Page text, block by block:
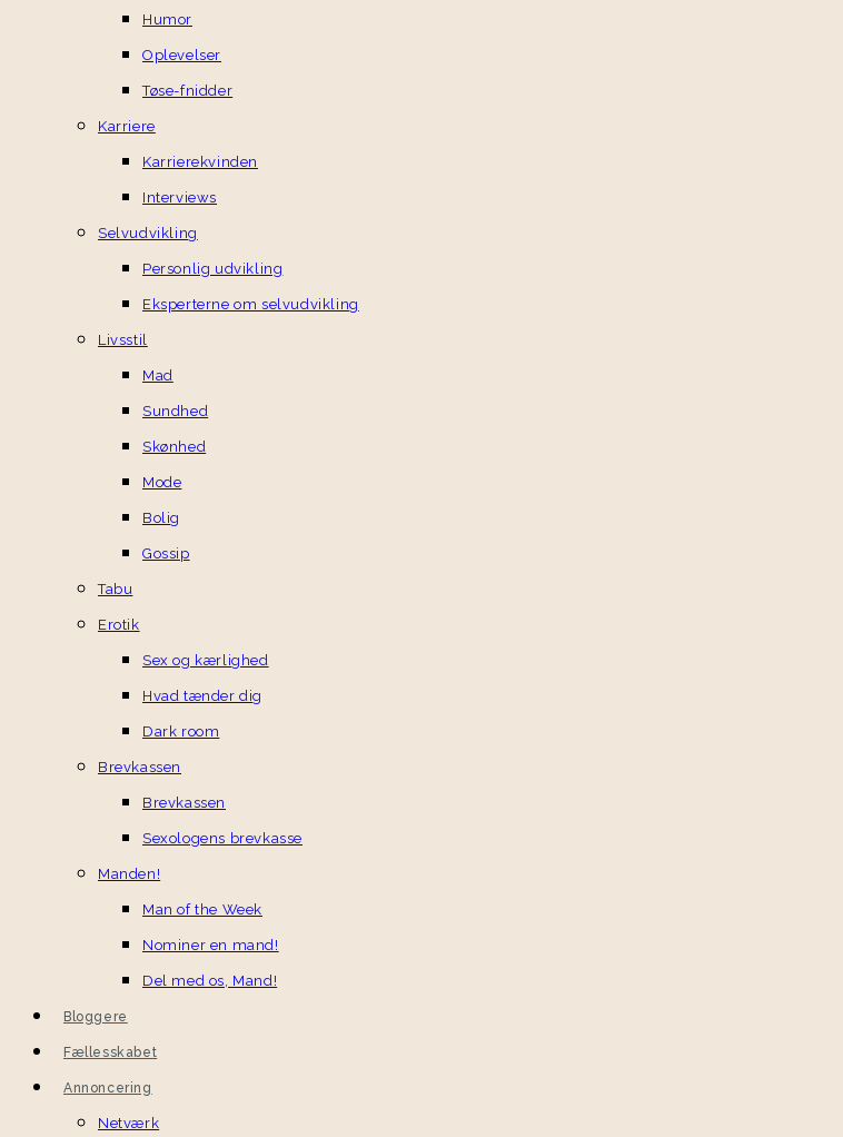
Humor
Oplevelser
Tøse-fnidder
Karriere
Karrierekvinden
Interviews
Selvudvikling
Personlig udvikling
Eksperterne om selvudvikling
Livsstil
Mad
Sundhed
Skønhed
Mode
Bolig
Gossip
Tabu
Erotik
Sex og kærlighed
Hvad tænder dig
Dark room
Brevkassen
Brevkassen
Sexologens brevkasse
Manden!
Man of the Week
Nominer en mand!
Del med os, Mand!
Bloggere
Fællesskabet
Annoncering
Netværk